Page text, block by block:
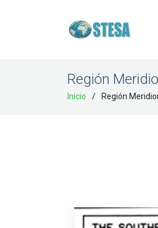
Región
Inicio Región